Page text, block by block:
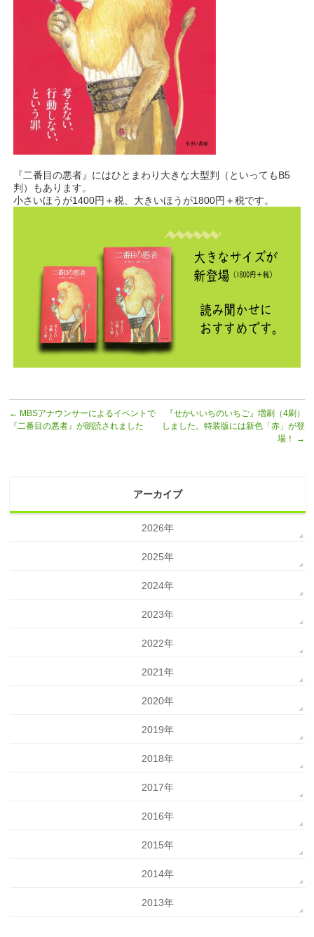
『二番目の悪者』にはひとまわり大きな大型判（といってもB5
判）もあります。
小さいほうが1400円＋税、大きいほうが1800円＋税です。
← MBSアナウンサーによるイベントで
『二番目の悪者』が朗読されました
『せかいいちのいちご』増刷（4刷）
しました。特装版には新色「赤」が登
場！
→
アーカイブ
2026年
2025年
2024年
2023年
2022年
2021年
2020年
2019年
2018年
2017年
2016年
2015年
2014年
2013年